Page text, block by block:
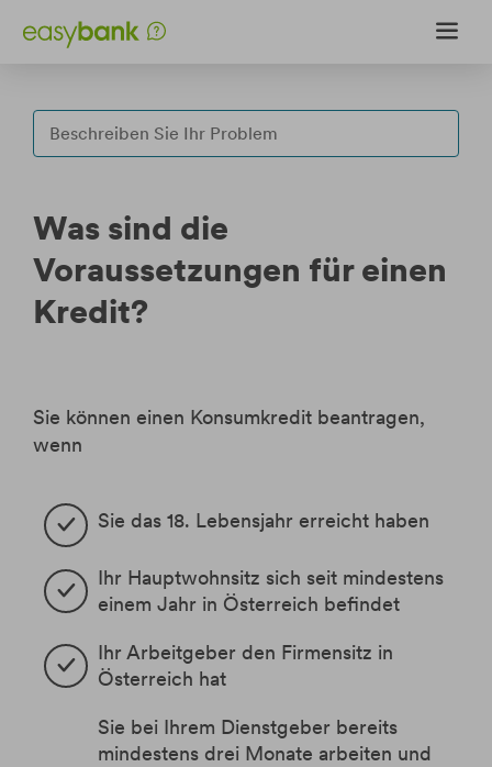
Weiter
Weiter
Fragen & Antworten
Upload-Center
Internet Sicherheit
Wertpapierportal Login
eBanking Login
Was sind die
Voraussetzungen für einen
Kredit?
Sie können einen Konsumkredit beantragen,
wenn
Sie das 18. Lebensjahr erreicht haben
Ihr Hauptwohnsitz sich seit mindestens
einem Jahr in Österreich befindet
Ihr Arbeitgeber den Firmensitz in
Österreich hat
Sie bei Ihrem Dienstgeber bereits
mindestens drei Monate arbeiten und